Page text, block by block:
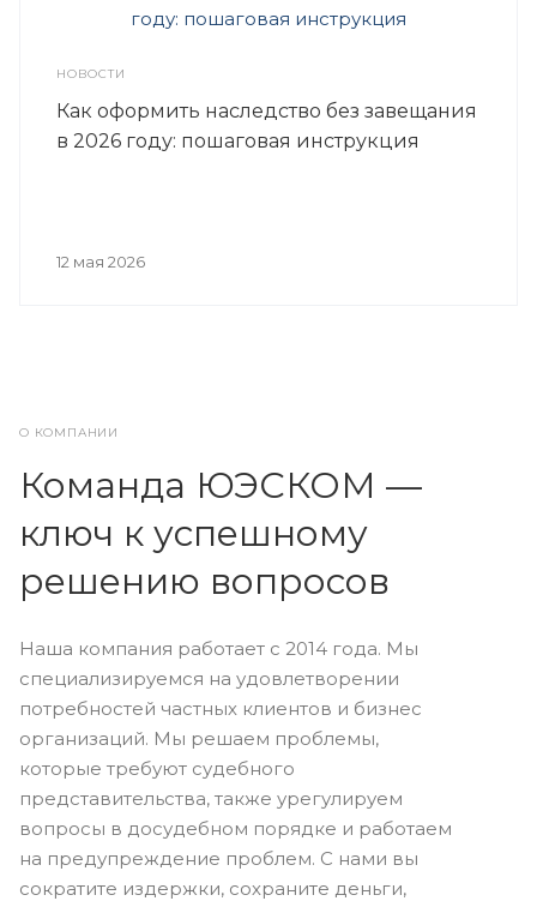
НОВОСТИ
Как оформить наследство без завещания
в 2026 году: пошаговая инструкция
12 мая 2026
О КОМПАНИИ
Команда ЮЭСКОМ —
ключ к успешному
решению вопросов
Наша компания работает с 2014 года. Мы
специализируемся на удовлетворении
потребностей частных клиентов и бизнес
организаций. Мы решаем проблемы,
которые требуют судебного
представительства, также урегулируем
вопросы в досудебном порядке и работаем
на предупреждение проблем. С нами вы
сократите издержки, сохраните деньги,